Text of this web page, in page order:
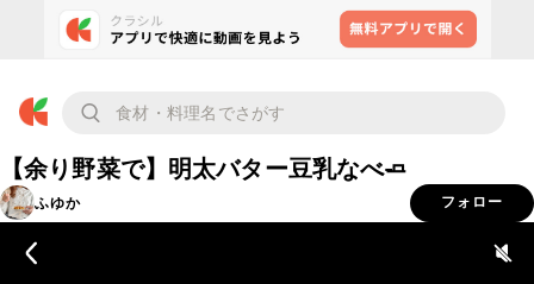
【余り野菜で】明太バター豆乳なべ🧈
ふゆか フォロー